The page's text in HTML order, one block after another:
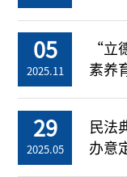
05
2025.11
“立
素养
29
2025.05
民法
办意